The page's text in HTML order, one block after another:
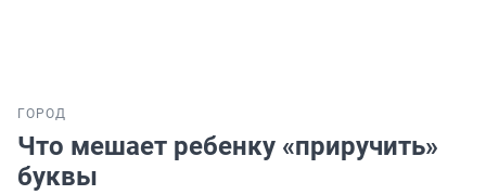
ГОРОД
Что мешает ребенку «приручить»
буквы